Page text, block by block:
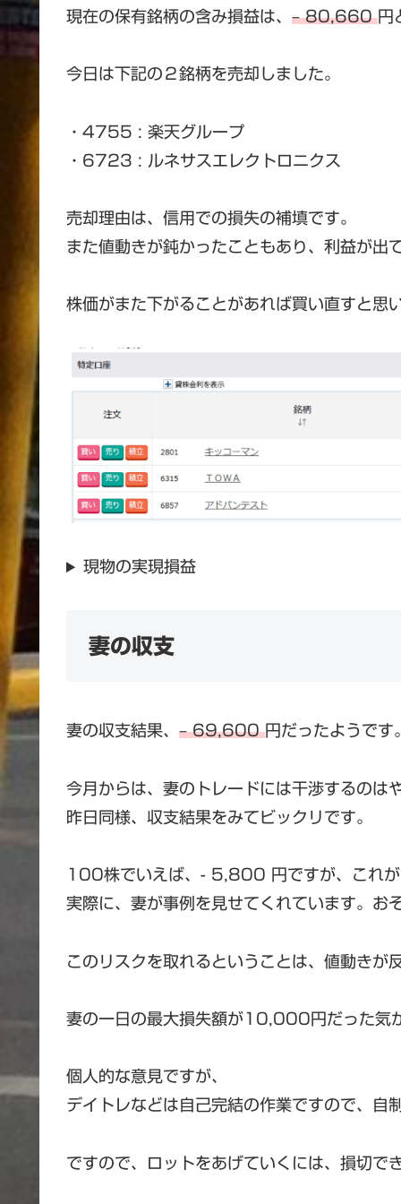
現在の保有銘柄の含み損益は、 – 80,660円
今日は下記の２銘柄を売却しました。
・4755 : 楽天グループ
・6723 : ルネサスエレクトロニクス
売却理由は、信用での損失の補填です。
また値動きが鈍かったこともあり、利益が出
株価がまた下がることがあれば買い直すと思
現物の実現損益
妻の収支
妻の収支結果、 – 69,600円だったようです
今月からは、妻のトレードには干渉するのは
昨日同様、収支結果をみてビックリです。
100株でいえば、- 5,800 円ですが、これが
実際に、妻が事例を見せてくれています。お
このリスクを取れるということは、値動き
妻の一日の最大損失額が10,000円だった気
個人的な意見ですが、
デイトレなどは自己完結の作業ですので、自
ですので、ロットをあげていくには、損切で